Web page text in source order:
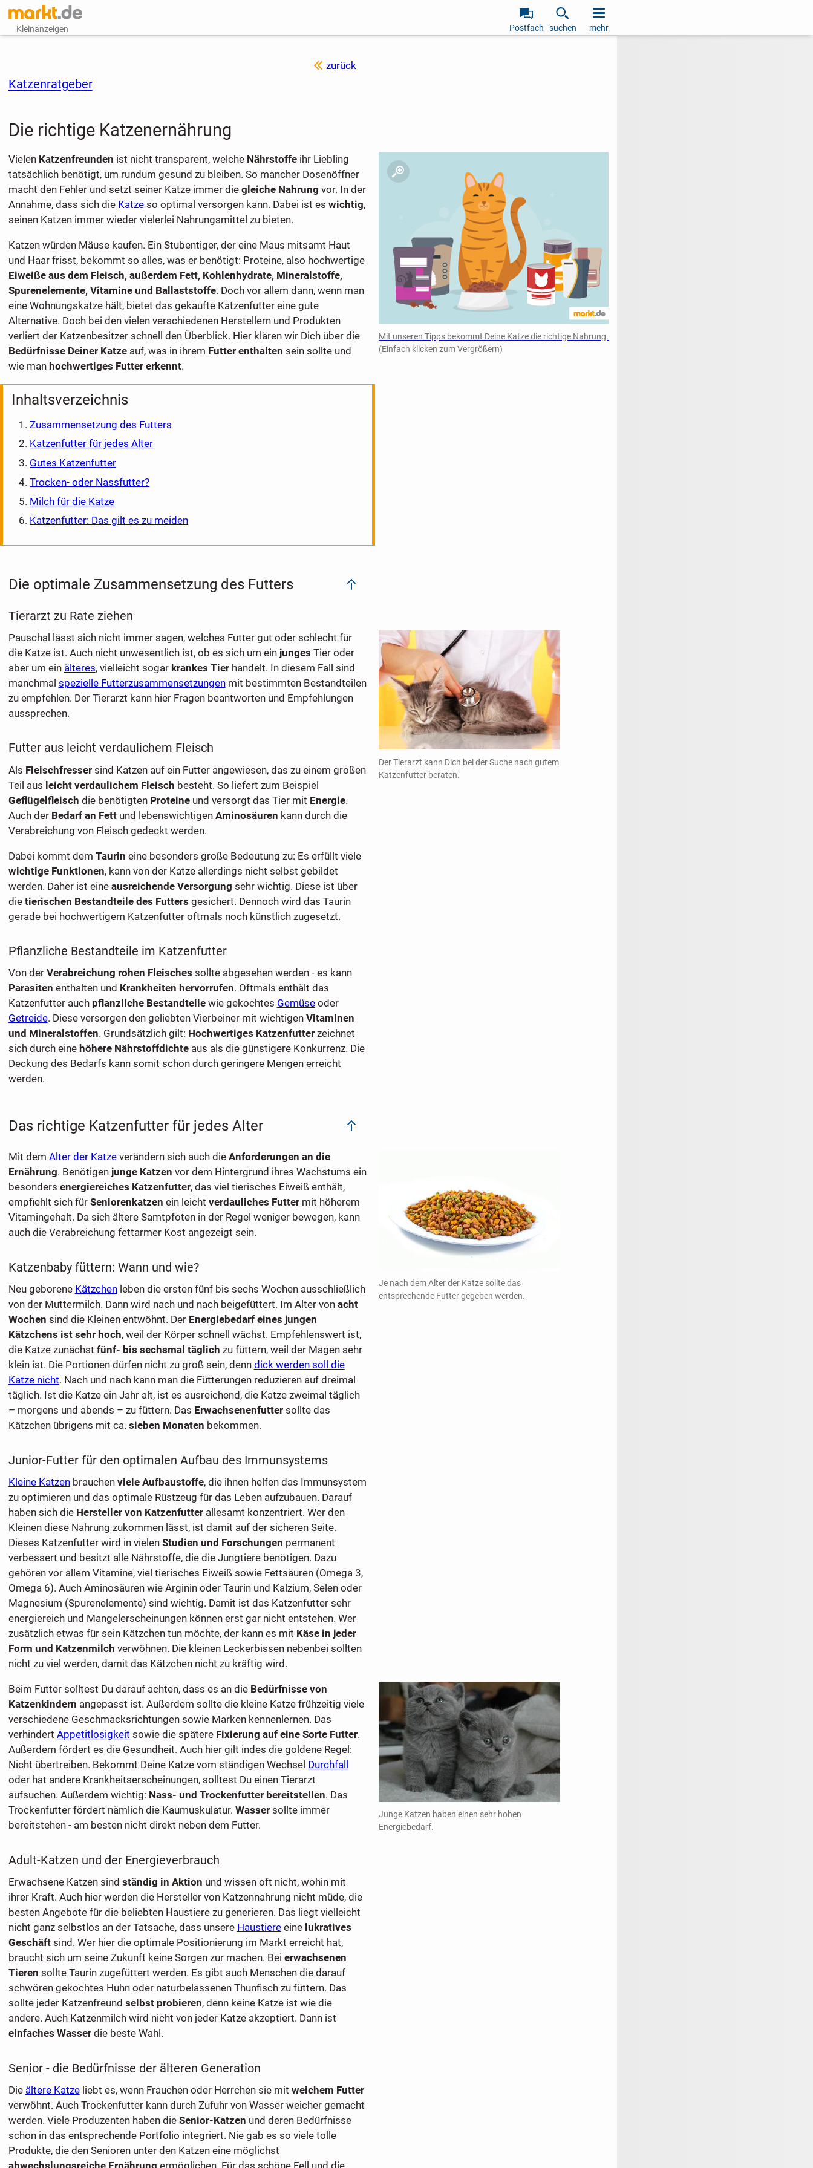
Kleinanzeigen Postfach suchen mehr
zurück
Katzenratgeber
Die richtige Katzenernährung
Mit unseren Tipps bekommt Deine Katze die richtige Nahrung.
(Einfach klicken zum Vergrößern)
Vielen Katzenfreunden ist nicht transparent, welche Nährstoffeihr Liebling
tatsächlich benötigt, um rundum gesund zu bleiben. So mancher Dosenöffner
macht den Fehler und setzt seiner Katze immer die gleiche Nahrung vor. In der
Annahme, dass sich die Katzeso optimal versorgen kann. Dabei ist es wichtig,
seinen Katzen immer wieder vielerlei Nahrungsmittel zu bieten.
Katzen würden Mäuse kaufen. Ein Stubentiger, der eine Maus mitsamt Haut
und Haar frisst, bekommt so alles, was er benötigt: Proteine, also hochwertige
Eiweiße aus dem Fleisch, außerdem Fett, Kohlenhydrate, Mineralstoffe,
Spurenelemente, Vitamine und Ballaststoffe. Doch vor allem dann, wenn man
eine Wohnungskatze hält, bietet das gekaufte Katzenfutter eine gute
Alternative. Doch bei den vielen verschiedenen Herstellern und Produkten
verliert der Katzenbesitzer schnell den Überblick. Hier klären wir Dich über die
Bedürfnisse Deiner Katzeauf, was in ihrem Futter enthalten sein sollte und
wie man hochwertiges Futter erkennt.
Inhaltsverzeichnis
Zusammensetzung des Futters
Katzenfutter für jedes Alter
Gutes Katzenfutter
Trocken- oder Nassfutter?
Milch für die Katze
Katzenfutter: Das gilt es zu meiden
Die optimale Zusammensetzung des Futters
Tierarzt zu Rate ziehen
Der Tierarzt kann Dich bei der Suche nach gutem
Katzenfutter beraten.
Pauschal lässt sich nicht immer sagen, welches Futter gut oder schlecht für
die Katze ist. Auch nicht unwesentlich ist, ob es sich um ein junges Tier oder
aber um ein älteres, vielleicht sogar krankes Tierhandelt. In diesem Fall sind
manchmal spezielle Futterzusammensetzungenmit bestimmten Bestandteilen
zu empfehlen. Der Tierarzt kann hier Fragen beantworten und Empfehlungen
aussprechen.
Futter aus leicht verdaulichem Fleisch
Als Fleischfressersind Katzen auf ein Futter angewiesen, das zu einem großen
Teil aus leicht verdaulichem Fleisch besteht. So liefert zum Beispiel
Geflügelfleisch die benötigten Proteineund versorgt das Tier mit Energie.
Auch der Bedarf an Fettund lebenswichtigen Aminosäuren kann durch die
Verabreichung von Fleisch gedeckt werden.
Dabei kommt dem Taurin eine besonders große Bedeutung zu: Es erfüllt viele
wichtige Funktionen, kann von der Katze allerdings nicht selbst gebildet
werden. Daher ist eine ausreichende Versorgung sehr wichtig. Diese ist über
die tierischen Bestandteile des Futters gesichert. Dennoch wird das Taurin
gerade bei hochwertigem Katzenfutter oftmals noch künstlich zugesetzt.
Pflanzliche Bestandteile im Katzenfutter
Von der Verabreichung rohen Fleisches sollte abgesehen werden - es kann
Parasiten enthalten und Krankheiten hervorrufen. Oftmals enthält das
Katzenfutter auch pflanzliche Bestandteilewie gekochtes Gemüseoder
Getreide. Diese versorgen den geliebten Vierbeiner mit wichtigen Vitaminen
und Mineralstoffen. Grundsätzlich gilt: Hochwertiges Katzenfutterzeichnet
sich durch eine höhere Nährstoffdichteaus als die günstigere Konkurrenz. Die
Deckung des Bedarfs kann somit schon durch geringere Mengen erreicht
werden.
Das richtige Katzenfutter für jedes Alter
Je nach dem Alter der Katze sollte das
entsprechende Futter gegeben werden.
Mit dem Alter der Katzeverändern sich auch die Anforderungen an die
Ernährung. Benötigen junge Katzen vor dem Hintergrund ihres Wachstums ein
besonders energiereiches Katzenfutter, das viel tierisches Eiweiß enthält,
empfiehlt sich für Seniorenkatzen ein leicht verdauliches Futtermit höherem
Vitamingehalt. Da sich ältere Samtpfoten in der Regel weniger bewegen, kann
auch die Verabreichung fettarmer Kost angezeigt sein.
Katzenbaby füttern: Wann und wie?
Neu geborene Kätzchenleben die ersten fünf bis sechs Wochen ausschließlich
von der Muttermilch. Dann wird nach und nach beigefüttert. Im Alter von acht
Wochen sind die Kleinen entwöhnt. Der Energiebedarf eines jungen
Kätzchens ist sehr hoch, weil der Körper schnell wächst. Empfehlenswert ist,
die Katze zunächst fünf- bis sechsmal täglich zu füttern, weil der Magen sehr
klein ist. Die Portionen dürfen nicht zu groß sein, denn dick werden soll die
Katze nicht. Nach und nach kann man die Fütterungen reduzieren auf dreimal
täglich. Ist die Katze ein Jahr alt, ist es ausreichend, die Katze zweimal täglich
– morgens und abends – zu füttern. Das Erwachsenenfuttersollte das
Kätzchen übrigens mit ca. sieben Monaten bekommen.
Junior-Futter für den optimalen Aufbau des Immunsystems
Kleine Katzenbrauchen viele Aufbaustoffe, die ihnen helfen das Immunsystem
zu optimieren und das optimale Rüstzeug für das Leben aufzubauen. Darauf
haben sich die Hersteller von Katzenfutterallesamt konzentriert. Wer den
Kleinen diese Nahrung zukommen lässt, ist damit auf der sicheren Seite.
Dieses Katzenfutter wird in vielen Studien und Forschungen permanent
verbessert und besitzt alle Nährstoffe, die die Jungtiere benötigen. Dazu
gehören vor allem Vitamine, viel tierisches Eiweiß sowie Fettsäuren (Omega 3,
Omega 6). Auch Aminosäuren wie Arginin oder Taurin und Kalzium, Selen oder
Magnesium (Spurenelemente) sind wichtig. Damit ist das Katzenfutter sehr
energiereich und Mangelerscheinungen können erst gar nicht entstehen. Wer
zusätzlich etwas für sein Kätzchen tun möchte, der kann es mit Käse in jeder
Form und Katzenmilch verwöhnen. Die kleinen Leckerbissen nebenbei sollten
nicht zu viel werden, damit das Kätzchen nicht zu kräftig wird.
Junge Katzen haben einen sehr hohen
Energiebedarf.
Beim Futter solltest Du darauf achten, dass es an die Bedürfnisse von
Katzenkindern angepasst ist. Außerdem sollte die kleine Katze frühzeitig viele
verschiedene Geschmacksrichtungen sowie Marken kennenlernen. Das
verhindert Appetitlosigkeit sowie die spätere Fixierung auf eine Sorte Futter.
Außerdem fördert es die Gesundheit. Auch hier gilt indes die goldene Regel:
Nicht übertreiben. Bekommt Deine Katze vom ständigen Wechsel Durchfall
oder hat andere Krankheitserscheinungen, solltest Du einen Tierarzt
aufsuchen. Außerdem wichtig: Nass- und Trockenfutter bereitstellen. Das
Trockenfutter fördert nämlich die Kaumuskulatur. Wassersollte immer
bereitstehen - am besten nicht direkt neben dem Futter.
Adult-Katzen und der Energieverbrauch
Erwachsene Katzen sind ständig in Aktion und wissen oft nicht, wohin mit
ihrer Kraft. Auch hier werden die Hersteller von Katzennahrung nicht müde, die
besten Angebote für die beliebten Haustiere zu generieren. Das liegt vielleicht
nicht ganz selbstlos an der Tatsache, dass unsere Haustiereeine lukratives
Geschäftsind. Wer hier die optimale Positionierung im Markt erreicht hat,
braucht sich um seine Zukunft keine Sorgen zur machen. Bei erwachsenen
Tieren sollte Taurin zugefüttert werden. Es gibt auch Menschen die darauf
schwören gekochtes Huhn oder naturbelassenen Thunfisch zu füttern. Das
sollte jeder Katzenfreund selbst probieren, denn keine Katze ist wie die
andere. Auch Katzenmilch wird nicht von jeder Katze akzeptiert. Dann ist
einfaches Wasserdie beste Wahl.
Senior - die Bedürfnisse der älteren Generation
Die ältere Katzeliebt es, wenn Frauchen oder Herrchen sie mit weichem Futter
verwöhnt. Auch Trockenfutter kann durch Zufuhr von Wasser weicher gemacht
werden. Viele Produzenten haben die Senior-Katzen und deren Bedürfnisse
schon in das entsprechende Portfolio integriert. Nie gab es so viele tolle
Produkte, die den Senioren unter den Katzen eine möglichst
abwechslungsreiche Ernährung ermöglichen. Für das schöne Fell und die